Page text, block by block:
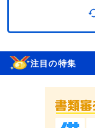
注目の特集